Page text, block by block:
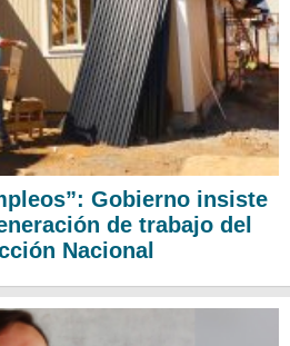
Gobierno insiste
de trabajo del
Nacional